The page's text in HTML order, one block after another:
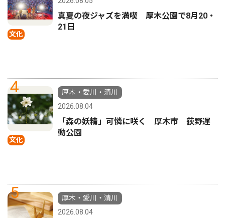
文化
真夏の夜ジャズを満喫 厚木公園で8月20・
21日
4
文化
厚木・愛川・清川
2026.08.04
「森の妖精」可憐に咲く 厚木市 荻野運
動公園
5
厚木・愛川・清川
2026.08.04